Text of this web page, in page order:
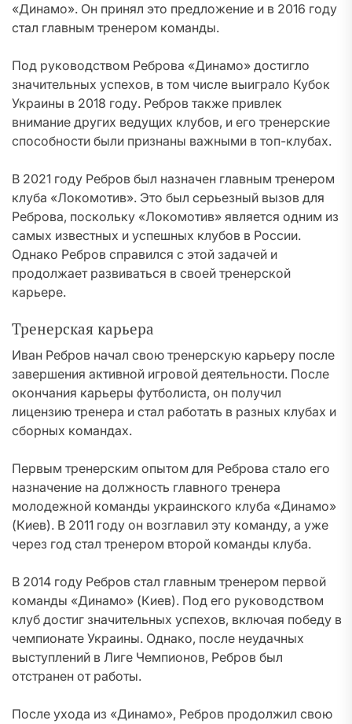
«Динамо». Он принял это предложение и в 2016 году
стал главным тренером команды.
Под руководством Реброва «Динамо» достигло
значительных успехов, в том числе выиграло Кубок
Украины в 2018 году. Ребров также привлек
внимание других ведущих клубов, и его тренерские
способности были признаны важными в топ-клубах.
В 2021 году Ребров был назначен главным тренером
клуба «Локомотив». Это был серьезный вызов для
Реброва, поскольку «Локомотив» является одним из
самых известных и успешных клубов в России.
Однако Ребров справился с этой задачей и
продолжает развиваться в своей тренерской
карьере.
Тренерская карьера
Иван Ребров начал свою тренерскую карьеру после
завершения активной игровой деятельности. После
окончания карьеры футболиста, он получил
лицензию тренера и стал работать в разных клубах и
сборных командах.
Первым тренерским опытом для Реброва стало его
назначение на должность главного тренера
молодежной команды украинского клуба «Динамо»
(Киев). В 2011 году он возглавил эту команду, а уже
через год стал тренером второй команды клуба.
В 2014 году Ребров стал главным тренером первой
команды «Динамо» (Киев). Под его руководством
клуб достиг значительных успехов, включая победу в
чемпионате Украины. Однако, после неудачных
выступлений в Лиге Чемпионов, Ребров был
отстранен от работы.
После ухода из «Динамо», Ребров продолжил свою